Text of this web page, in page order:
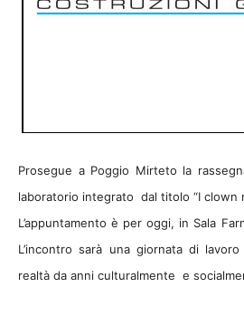
Prosegue a Poggio Mirteto la
laboratorio integrato dal titolo “I clown
L’appuntamento è per oggi, in Sala
L’incontro sarà una giornata di
realtà da anni culturalmente e